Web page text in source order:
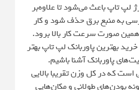
لپ تاپ باعث می‌شود تا علاوه‌بر
به منبع برق حذف شود و کار
صورت سرعت کار بالا برود.
بهترین پاوربانک لپ تاپ بهتر
پاوربانک آشنا باشیم.
است که در کل وزن تقریبا بالایی
بودن‌های طولانی و مکان‌هایی